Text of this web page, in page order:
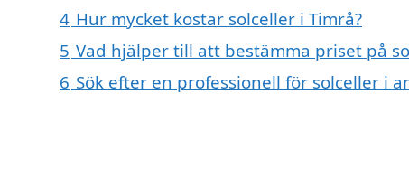
4 Hur mycket kostar solceller i Timrå?
5 Vad hjälper till att bestämma priset på
6 Sök efter en professionell för solceller i